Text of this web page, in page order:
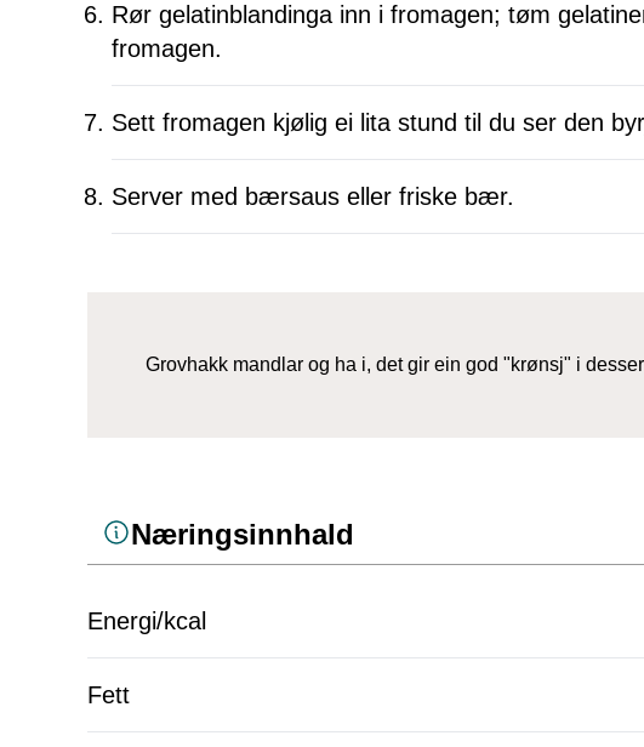
Rør gelatinblandinga inn i fromagen; tøm
fromagen.
Sett fromagen kjølig ei lita stund til du ser den
Server med bærsaus eller friske bær.
Grovhakk mandlar og ha i, det gir ein god "krønsj" i
Næringsinnhald
Energi/kcal
Fett